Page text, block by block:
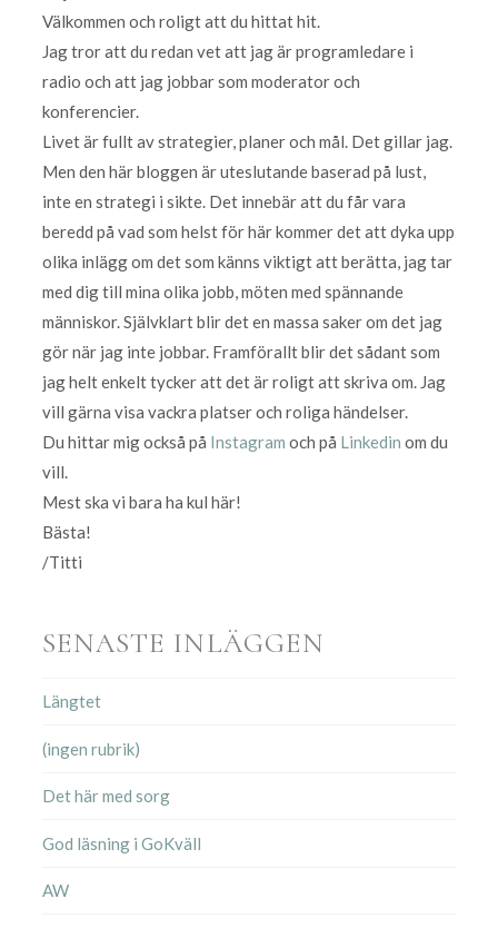
Välkommen och roligt att du hittat hit.
Jag tror att du redan vet att jag är programledare i
radio och att jag jobbar som moderator och
konferencier.
Livet är fullt av strategier, planer och mål. Det gillar jag.
Men den här bloggen är uteslutande baserad på lust,
inte en strategi i sikte. Det innebär att du får vara
beredd på vad som helst för här kommer det att dyka upp
olika inlägg om det som känns viktigt att berätta, jag tar
med dig till mina olika jobb, möten med spännande
människor. Självklart blir det en massa saker om det jag
gör när jag inte jobbar. Framförallt blir det sådant som
jag helt enkelt tycker att det är roligt att skriva om. Jag
vill gärna visa vackra platser och roliga händelser.
Du hittar mig också på Instagram och på Linkedin om du
vill.
Mest ska vi bara ha kul här!
Bästa!
/Titti
SENASTE INLÄGGEN
Längtet
(ingen rubrik)
Det här med sorg
God läsning i GoKväll
AW